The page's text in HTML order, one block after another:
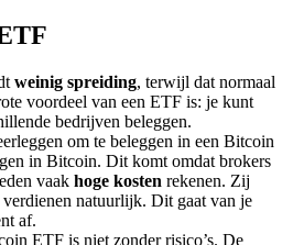
weinig spreiding, terwijl dat normaal
voordeel van een ETF is: je kunt
bedrijven beleggen.
om te beleggen in een Bitcoin
in Bitcoin. Dit komt omdat brokers
vaak hoge kosten rekenen. Zij
natuurlijk. Dit gaat van je
af.
ETF is niet zonder risico’s. De